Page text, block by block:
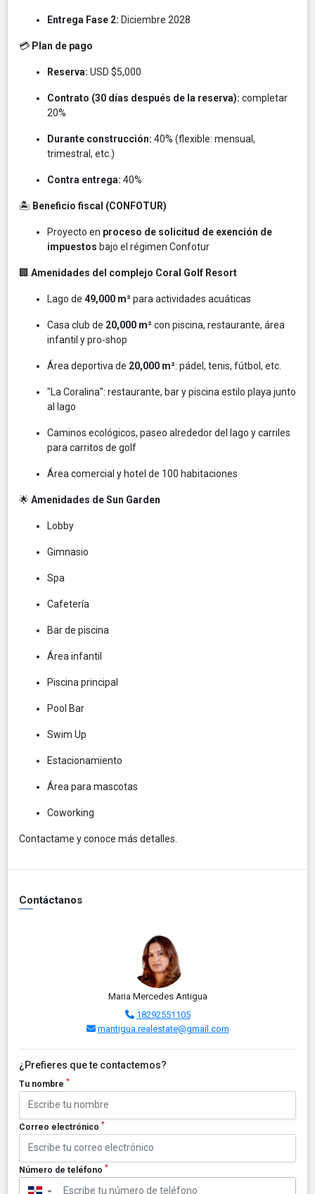
Entrega Fase 2: Diciembre 2028
💳 Plan de pago
Reserva: USD $5,000
Contrato (30 días después de la reserva): completar
20%
Durante construcción: 40% (flexible: mensual,
trimestral, etc.)
Contra entrega: 40%
🏝️ Beneficio fiscal (CONFOTUR)
Proyecto en proceso de solicitud de exención de
impuestos bajo el régimen Confotur
🏢 Amenidades del complejo Coral Golf Resort
Lago de 49,000 m²para actividades acuáticas
Casa club de 20,000 m²con piscina, restaurante, área
infantil y pro-shop
Área deportiva de 20,000 m²: pádel, tenis, fútbol, etc.
"La Coralina": restaurante, bar y piscina estilo playa junto
al lago
Caminos ecológicos, paseo alrededor del lago y carriles
para carritos de golf
Área comercial y hotel de 100 habitaciones
🌟 Amenidades de Sun Garden
Lobby
Gimnasio
Spa
Cafetería
Bar de piscina
Área infantil
Piscina principal
Pool Bar
Swim Up
Estacionamiento
Área para mascotas
Coworking
Contactame y conoce más detalles.
Contáctanos
Maria Mercedes Antigua
18292551105
mantigua.realestate@gmail.com
¿Prefieres que te contactemos?
Tu nombre *
Correo electrónico *
Número de teléfono *
▼